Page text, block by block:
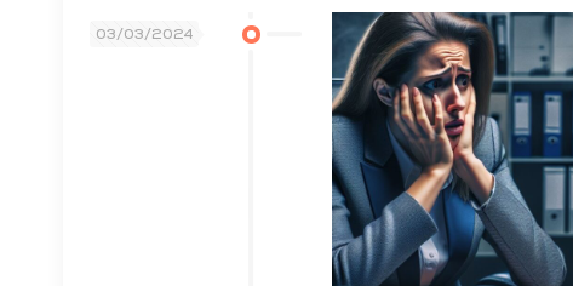
03/03/2024